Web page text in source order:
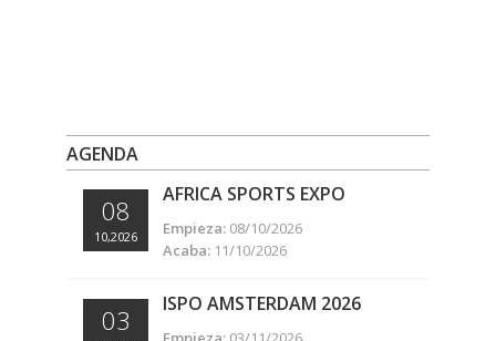
AGENDA
08
10,2026
AFRICA SPORTS EXPO
Empieza: 08/10/2026
Acaba: 11/10/2026
03 ISPO AMSTERDAM 2026